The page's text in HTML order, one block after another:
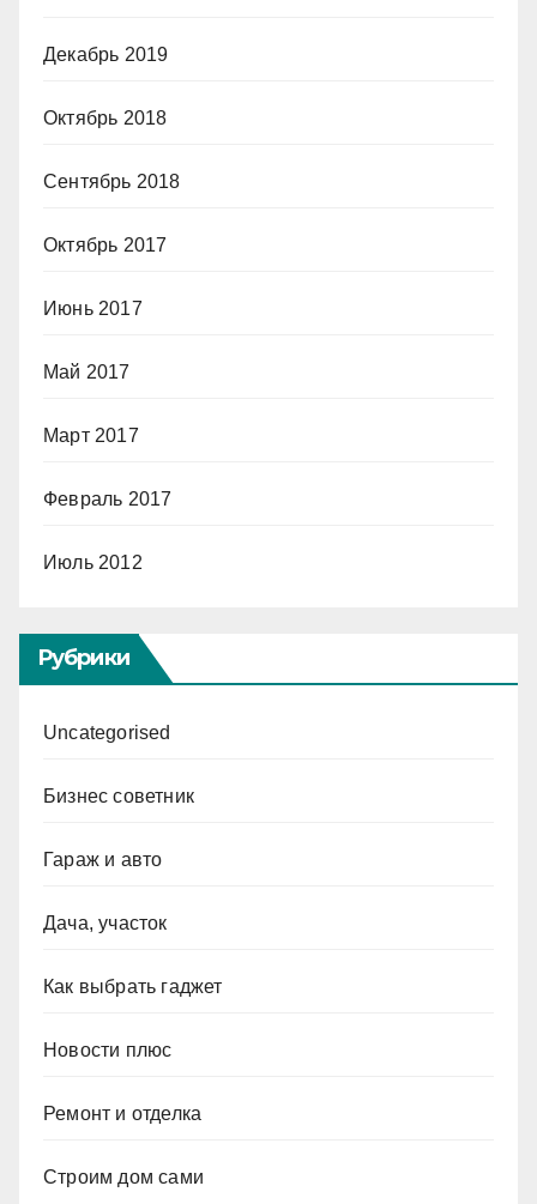
Декабрь 2019
Октябрь 2018
Сентябрь 2018
Октябрь 2017
Июнь 2017
Май 2017
Март 2017
Февраль 2017
Июль 2012
Рубрики
Uncategorised
Бизнес советник
Гараж и авто
Дача, участок
Как выбрать гаджет
Новости плюс
Ремонт и отделка
Строим дом сами